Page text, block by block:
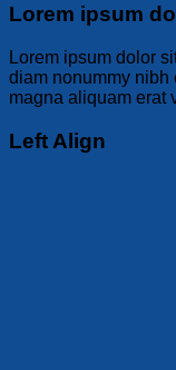
Lorem ipsum
Lorem ipsum dolor
diam nonummy nibh
magna aliquam erat
Left Align